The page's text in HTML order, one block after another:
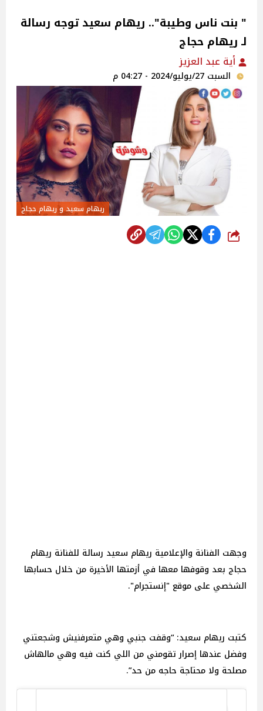
" بنت ناس وطيبة".. ريهام سعيد توجه رسالة
لـ ريهام حجاج‎
أية عبد العزيز
السبت 27/يوليو/2024 - 04:27 م
ريهام سعيد و ريهام حجاج‎
شارك
وجهت الفنانة والإعلامية ريهام سعيد رسالة للفنانة ريهام
حجاج بعد وقوفها معها في أزمتها الأخيرة من خلال حسابها
الشخصي على موقع "إنستجرام".
كتبت ريهام سعيد: “وقفت جنبي وهي متعرفنيش وشجعتني
وفضل عندها إصرار تقومني من اللي كنت فيه وهي مالهاش
مصلحة ولا محتاجة حاجه من حد”.